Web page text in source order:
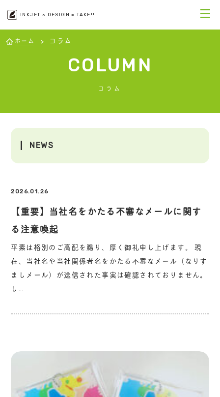
INKJET × DESIGN = TAKE!!
ホーム コラム
COLUMN
コラム
NEWS
2026.01.26
【重要】当社名をかたる不審なメールに関す
る注意喚起
平素は格別のご高配を賜り、厚く御礼申し上げます。 現
在、当社名や当社関係者名をかたる不審なメール（なりす
ましメール）が送信された事実は確認されておりません。
し…